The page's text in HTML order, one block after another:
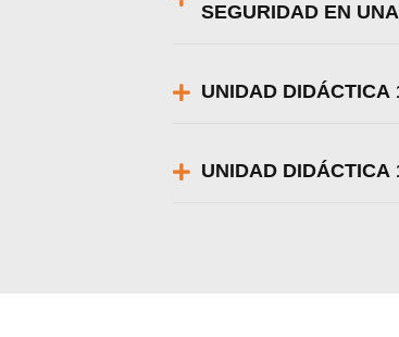
SEGURIDAD EN
UNIDAD DIDÁCTICA
UNIDAD DIDÁCTICA